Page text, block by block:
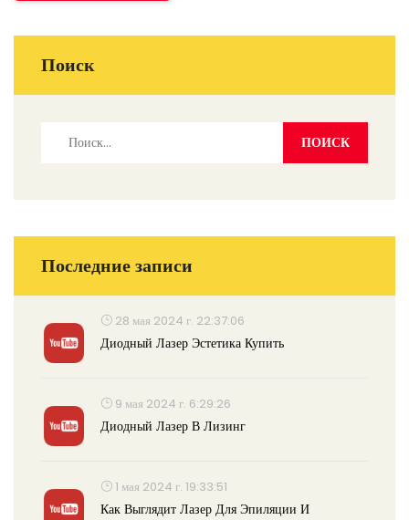
Поиск
Последние записи
28 мая 2024 г. 22:37:06
Диодный Лазер Эстетика Купить
9 мая 2024 г. 6:29:26
Диодный Лазер В Лизинг
1 мая 2024 г. 19:33:51
Как Выглядит Лазер Для Эпиляции И